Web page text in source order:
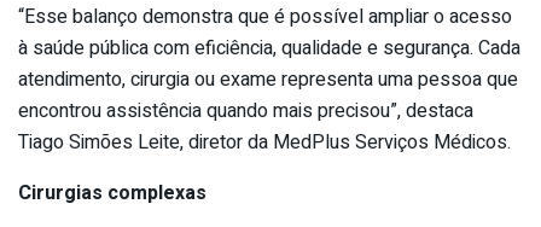
“Esse balanço demonstra que é possível ampliar o acesso
à saúde pública com eficiência, qualidade e segurança. Cada
atendimento, cirurgia ou exame representa uma pessoa que
encontrou assistência quando mais precisou”, destaca
Tiago Simões Leite, diretor da MedPlus Serviços Médicos.
Cirurgias complexas